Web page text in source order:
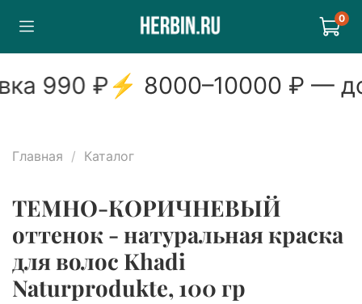
0
990₽⚡8000–10000₽ —
Главная Каталог
ТЕМНО-КОРИЧНЕВЫЙ
оттенок - натуральная краска
для волос Khadi
Naturprodukte, 100 гр